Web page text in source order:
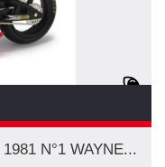
N°1 WAYNE...